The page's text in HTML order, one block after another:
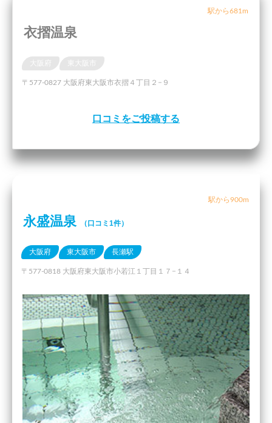
駅から681m
衣摺温泉
〒577-0827 大阪府東大阪市衣摺４丁目２−９
口コミをご投稿する
駅から900m
永盛温泉 （口コミ1件）
大阪府 東大阪市 長瀬駅
〒577-0818 大阪府東大阪市小若江１丁目１７−１４